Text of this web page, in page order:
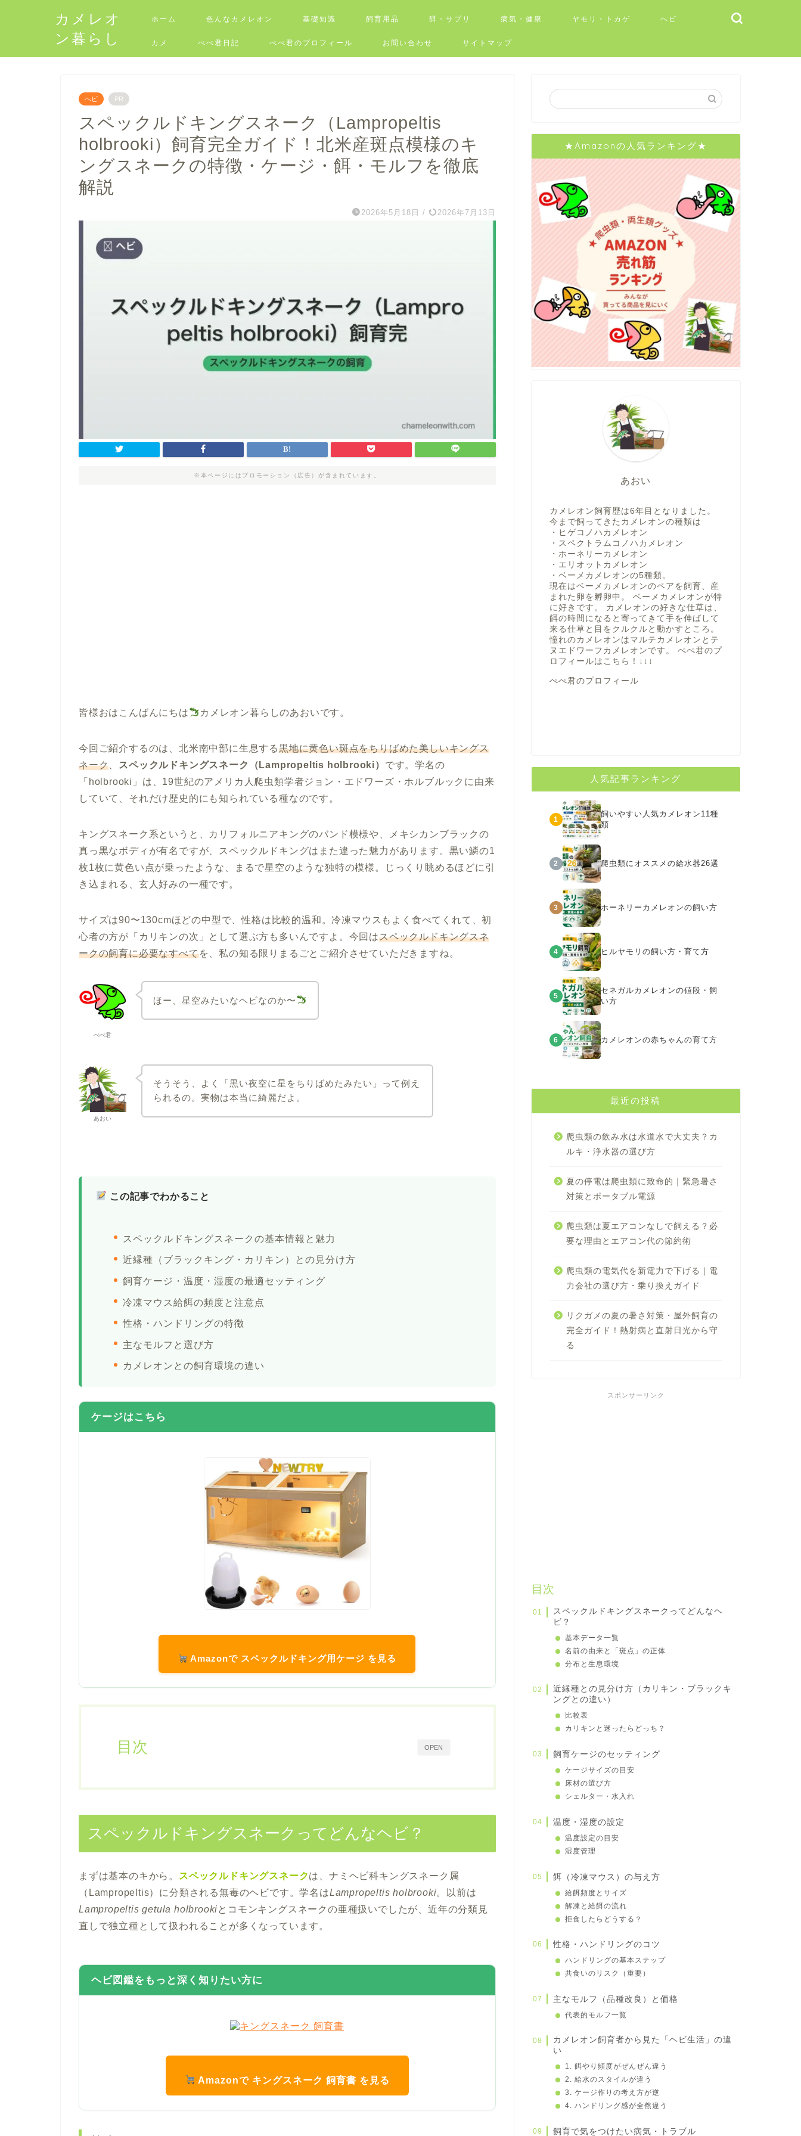
カメレオ
ン暮らし
ホーム 色んなカメレオン 基礎知識 飼育用品 餌・サプリ 病気・健康 ヤモリ・トカゲ ヘビ
カメ ぺぺ君日記 ぺぺ君のプロフィール お問い合わせ サイトマップ
ヘビ PR
スペックルドキングスネーク（Lampropeltis
holbrooki）飼育完全ガイド！北米産斑点模様のキ
ングスネークの特徴・ケージ・餌・モルフを徹底
解説
2026年5月18日 / 2026年7月13日
※本ページにはプロモーション（広告）が含まれています。
皆様おはこんばんにちは カメレオン暮らしのあおいです。
今回ご紹介するのは、北米南中部に生息する黒地に黄色い斑点をちりばめた美しいキングス
ネーク
スペックルドキングスネーク（Lampropeltis holbrooki） です。学名の
「holbrooki」は、19世紀のアメリカ人爬虫類学者ジョン・エドワーズ・ホルブルックに由来
していて、それだけ歴史的にも知られている種なのです。
キングスネーク系というと、カリフォルニアキングのバンド模様や、メキシカンブラックの
真っ黒なボディが有名ですが、スペックルドキングはまた違った魅力があります。黒い鱗の1
枚1枚に黄色い点が乗ったような、まるで星空のような独特の模様。じっくり眺めるほどに引
き込まれる、玄人好みの一種です。
サイズは90〜130cmほどの中型で、性格は比較的温和。冷凍マウスもよく食べてくれて、初
心者の方が「カリキンの次」として選ぶ方も多いんですよ。今回はスペックルドキングスネ
ークの飼育に必要なすべてを、私の知る限りまるごとご紹介させていただきますね。
ぺぺ君
ほー、星空みたいなヘビなのか〜
あおい
そうそう、よく「黒い夜空に星をちりばめたみたい」って例え
られるの。実物は本当に綺麗だよ。
この記事でわかること
スペックルドキングスネークの基本情報と魅力
近縁種（ブラックキング・カリキン）との見分け方
飼育ケージ・温度・湿度の最適セッティング
冷凍マウス給餌の頻度と注意点
性格・ハンドリングの特徴
主なモルフと選び方
カメレオンとの飼育環境の違い
ケージはこちら
Amazonで スペックルドキング用ケージ を見る
OPEN
目次
スペックルドキングスネークってどんなヘビ？
まずは基本のキから。 スペックルドキングスネークは、ナミヘビ科キングスネーク属
（Lampropeltis）に分類される無毒のヘビです。学名はLampropeltis holbrooki。以前は
Lampropeltis getula holbrookiとコモンキングスネークの亜種扱いでしたが、近年の分類見
直しで独立種として扱われることが多くなっています。
ヘビ図鑑をもっと深く知りたい方に
Amazonで キングスネーク 飼育書 を見る
★Amazonの人気ランキング★
あおい
カメレオン飼育歴は6年目となりました。
今まで飼ってきたカメレオンの種類は
・ヒゲコノハカメレオン
・スペクトラムコノハカメレオン
・ホーネリーカメレオン
・エリオットカメレオン
・ベーメカメレオンの5種類。
現在はベーメカメレオンのペアを飼育、産
まれた卵を孵卵中。 ベーメカメレオンが特
に好きです。 カメレオンの好きな仕草は、
餌の時間になると寄ってきて手を伸ばして
来る仕草と目をクルクルと動かすところ。
憧れのカメレオンはマルテカメレオンとテ
ヌエドワーフカメレオンです。 ぺぺ君のプ
ロフィールは こちら！ ↓↓↓
ぺぺ君のプロフィール
人気記事ランキング
1
飼いやすい人気カメレオン11種
類
2 爬虫類にオススメの給水器26選
3 ホーネリーカメレオンの飼い方
4 ヒルヤモリの飼い方・育て方
5
セネガルカメレオンの値段・飼
い方
6 カメレオンの赤ちゃんの育て方
最近の投稿
爬虫類の飲み水は水道水で大丈夫？カ
ルキ・浄水器の選び方
夏の停電は爬虫類に致命的｜緊急暑さ
対策とポータブル電源
爬虫類は夏エアコンなしで飼える？必
要な理由とエアコン代の節約術
爬虫類の電気代を新電力で下げる｜電
力会社の選び方・乗り換えガイド
リクガメの夏の暑さ対策・屋外飼育の
完全ガイド！熱射病と直射日光から守
る
スポンサーリンク
目次
スペックルドキングスネークってどんなヘ
ビ？
基本データ一覧
名前の由来と「斑点」の正体
分布と生息環境
近縁種との見分け方（カリキン・ブラックキ
ングとの違い）
比較表
カリキンと迷ったらどっち？
飼育ケージのセッティング
ケージサイズの目安
床材の選び方
シェルター・水入れ
温度・湿度の設定
温度設定の目安
湿度管理
餌（冷凍マウス）の与え方
給餌頻度とサイズ
解凍と給餌の流れ
拒食したらどうする？
性格・ハンドリングのコツ
ハンドリングの基本ステップ
共食いのリスク（重要）
主なモルフ（品種改良）と価格
代表的モルフ一覧
カメレオン飼育者から見た「ヘビ生活」の違
い
1. 餌やり頻度がぜんぜん違う
2. 給水のスタイルが違う
3. ケージ作りの考え方が逆
4. ハンドリング感が全然違う
飼育で気をつけたい病気・トラブル